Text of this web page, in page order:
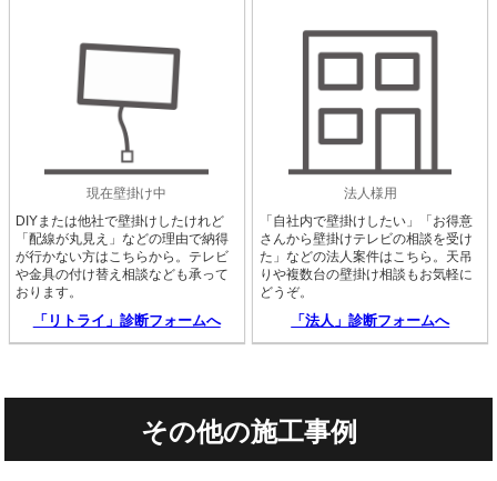
現在壁掛け中
DIYまたは他社で壁掛けしたけれど
「配線が丸見え」などの理由で納得
が行かない方はこちらから。テレビ
や金具の付け替え相談なども承って
おります。
「リトライ」診断フォームへ
法人様用
「自社内で壁掛けしたい」「お得意
さんから壁掛けテレビの相談を受け
た」などの法人案件はこちら。天吊
りや複数台の壁掛け相談もお気軽に
どうぞ。
「法人」診断フォームへ
その他の施工事例